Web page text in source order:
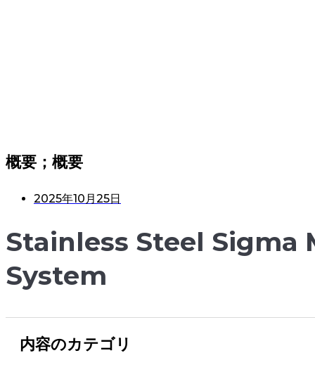
概要；概要
2025年10月25日
Stainless Steel
System
内容のカテゴリ